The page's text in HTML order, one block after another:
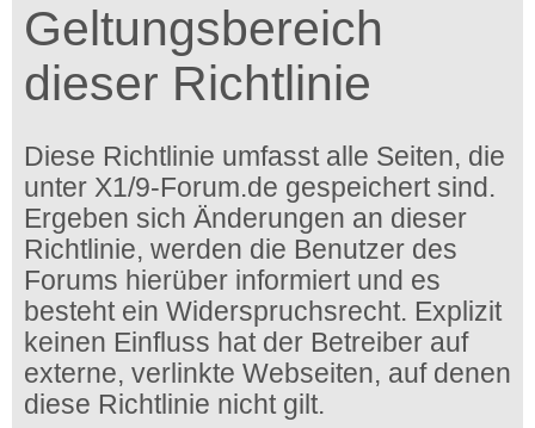
Geltungsbereich
dieser Richtlinie
Diese Richtlinie umfasst alle Seiten, die
unter X1/9-Forum.de gespeichert sind.
Ergeben sich Änderungen an dieser
Richtlinie, werden die Benutzer des
Forums hierüber informiert und es
besteht ein Widerspruchsrecht. Explizit
keinen Einfluss hat der Betreiber auf
externe, verlinkte Webseiten, auf denen
diese Richtlinie nicht gilt.